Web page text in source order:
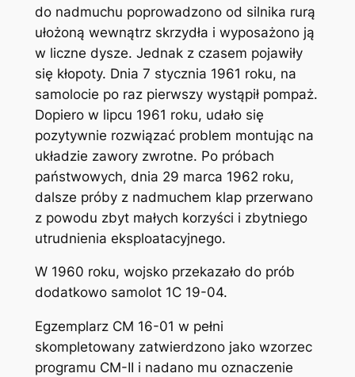
do nadmuchu poprowadzono od silnika rurą
ułożoną wewnątrz skrzydła i wyposażono ją
w liczne dysze. Jednak z czasem pojawiły
się kłopoty. Dnia 7 stycznia 1961 roku, na
samolocie po raz pierwszy wystąpił pompaż.
Dopiero w lipcu 1961 roku, udało się
pozytywnie rozwiązać problem montując na
układzie zawory zwrotne. Po próbach
państwowych, dnia 29 marca 1962 roku,
dalsze próby z nadmuchem klap przerwano
z powodu zbyt małych korzyści i zbytniego
utrudnienia eksploatacyjnego.
W 1960 roku, wojsko przekazało do prób
dodatkowo samolot 1C 19-04.
Egzemplarz CM 16-01 w pełni
skompletowany zatwierdzono jako wzorzec
programu CM-II i nadano mu oznaczenie